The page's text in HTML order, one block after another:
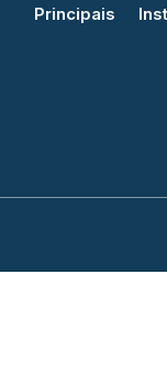
Principais